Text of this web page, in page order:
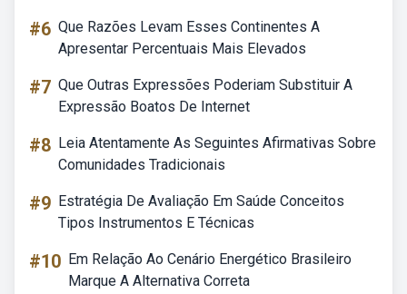
#6 Que Razões Levam Esses Continentes A
Apresentar Percentuais Mais Elevados
#7 Que Outras Expressões Poderiam Substituir A
Expressão Boatos De Internet
#8 Leia Atentamente As Seguintes Afirmativas Sobre
Comunidades Tradicionais
#9 Estratégia De Avaliação Em Saúde Conceitos
Tipos Instrumentos E Técnicas
#10 Em Relação Ao Cenário Energético Brasileiro
Marque A Alternativa Correta